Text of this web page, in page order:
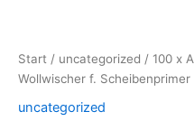
Start / uncategorized / 100 x
Wollwischer f.
uncategorized